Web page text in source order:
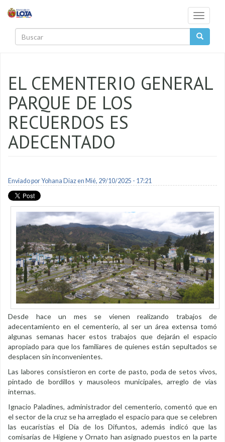
Toggle
EL CEMENTERIO GENERAL
PARQUE DE LOS
RECUERDOS ES
ADECENTADO
Enviado porYohana Diazen Mié, 29/10/2025 - 17:21
Desde hace un mes se vienen realizando trabajos de
adecentamiento en el cementerio, al ser un área extensa tomó
algunas semanas hacer estos trabajos que dejarán el espacio
apropiado para que los familiares de quienes están sepultados se
desplacen sin inconvenientes.
Las labores consistieron en corte de pasto, poda de setos vivos,
pintado de bordillos y mausoleos municipales, arreglo de vías
internas.
Ignacio Paladines, administrador del cementerio, comentó que en
el sector de la cruz se ha arreglado el espacio para que se celebren
las eucaristías el Día de los Difuntos, además indicó que las
comisarías de Higiene y Ornato han asignado puestos en la parte